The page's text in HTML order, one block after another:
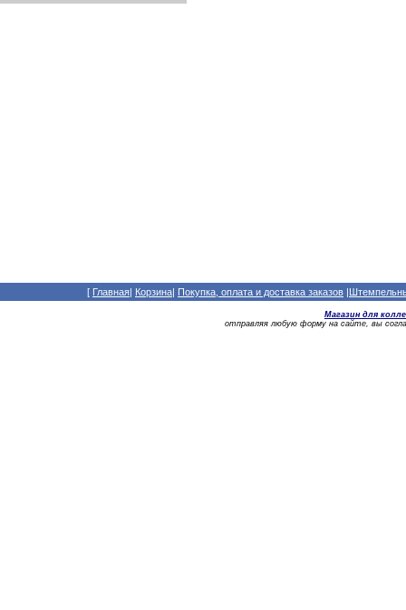
[ Главная| Корзина| Покупка, оплата и доставка заказов |
Магазин для
отправляя любую форму на сайте, вы